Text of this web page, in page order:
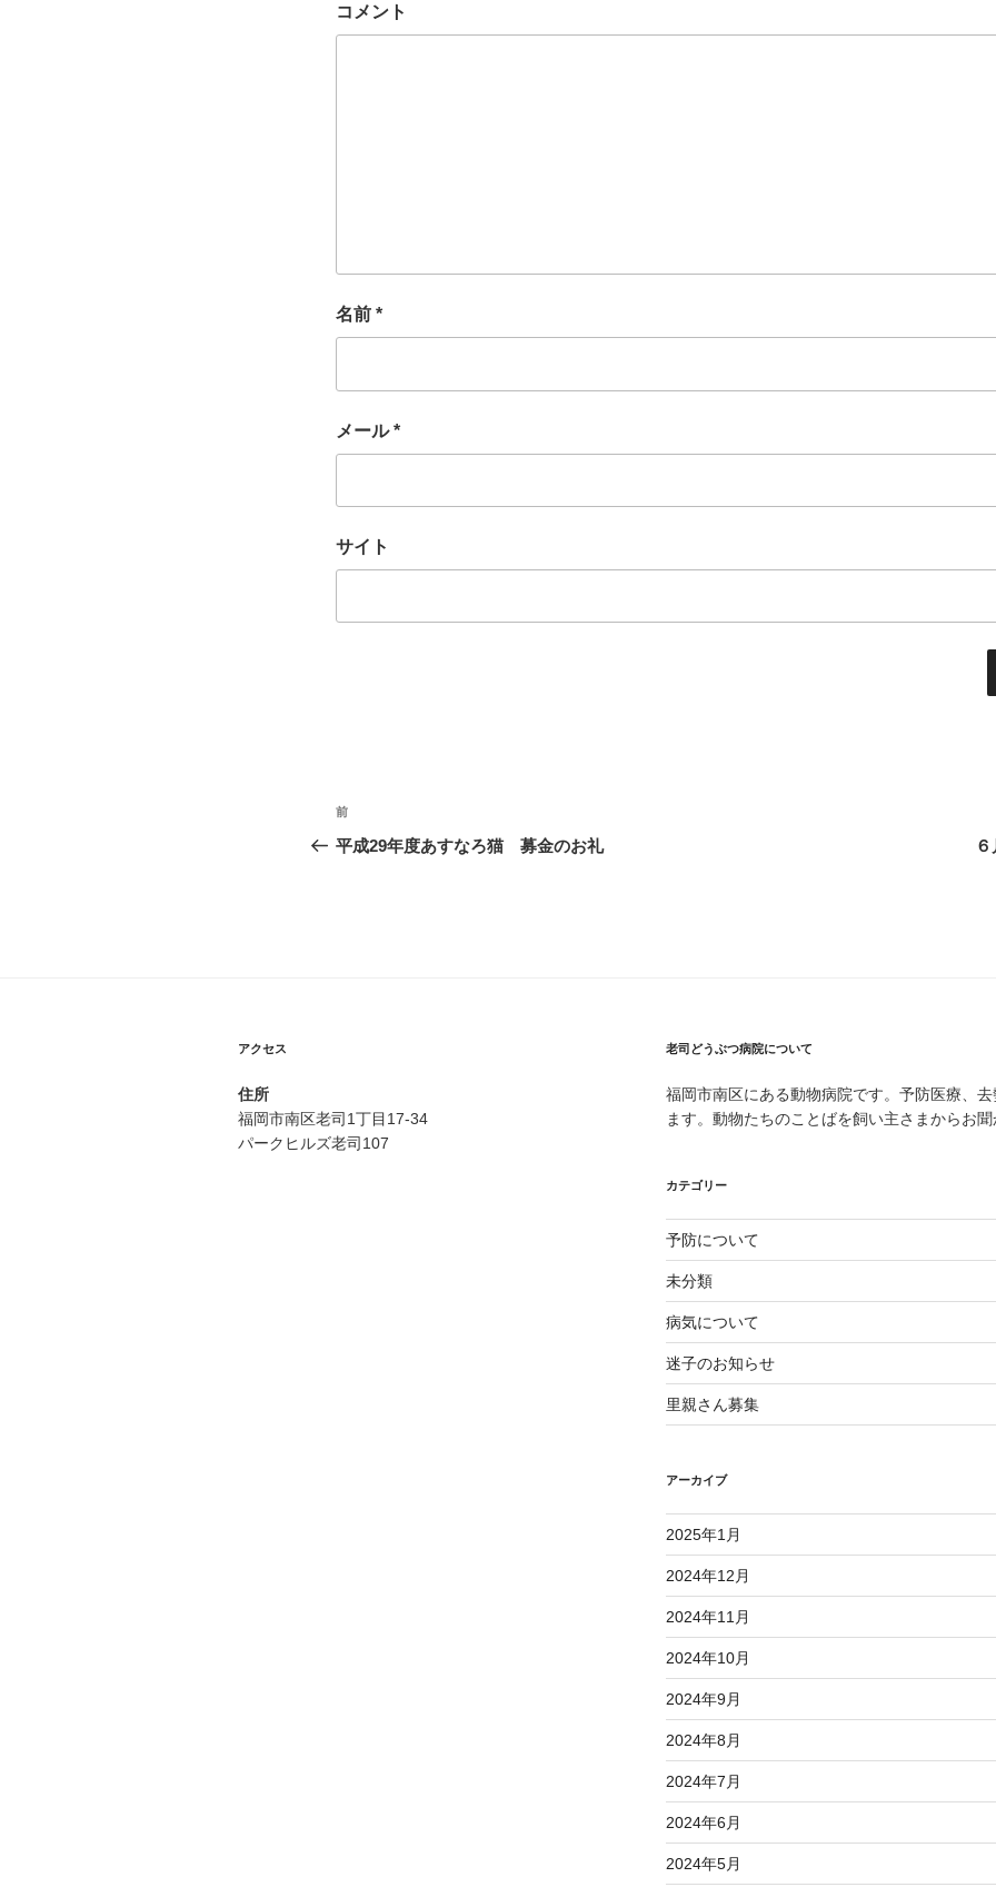
コメント
名前 *
メール*
サイト
投
稿
ン
過
去
前
平成29年度あすなろ猫 募金のお礼
アクセス
住所
福岡市南区老司1丁目17-34
パークヒルズ老司107
老司どうぶつ病院について
福岡市南区にある動物病院です。予防医療、
ます。動物たちのことばを飼い主さまからお聞
カテゴリー
予防について
未分類
病気について
迷子のお知らせ
里親さん募集
アーカイブ
2025年1月
2024年12月
2024年11月
2024年10月
2024年9月
2024年8月
2024年7月
2024年6月
2024年5月